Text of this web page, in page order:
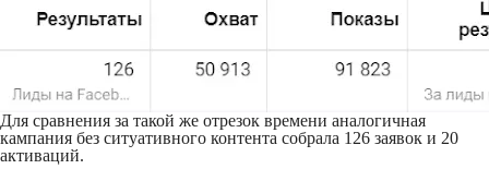
Для сравнения за такой же отрезок времени аналогичная
кампания без ситуативного контента собрала 126 заявок и 20
активаций.